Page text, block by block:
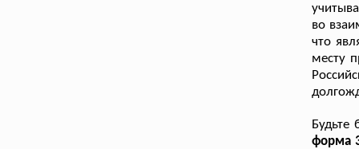
во
что
месту
Будьте
форма